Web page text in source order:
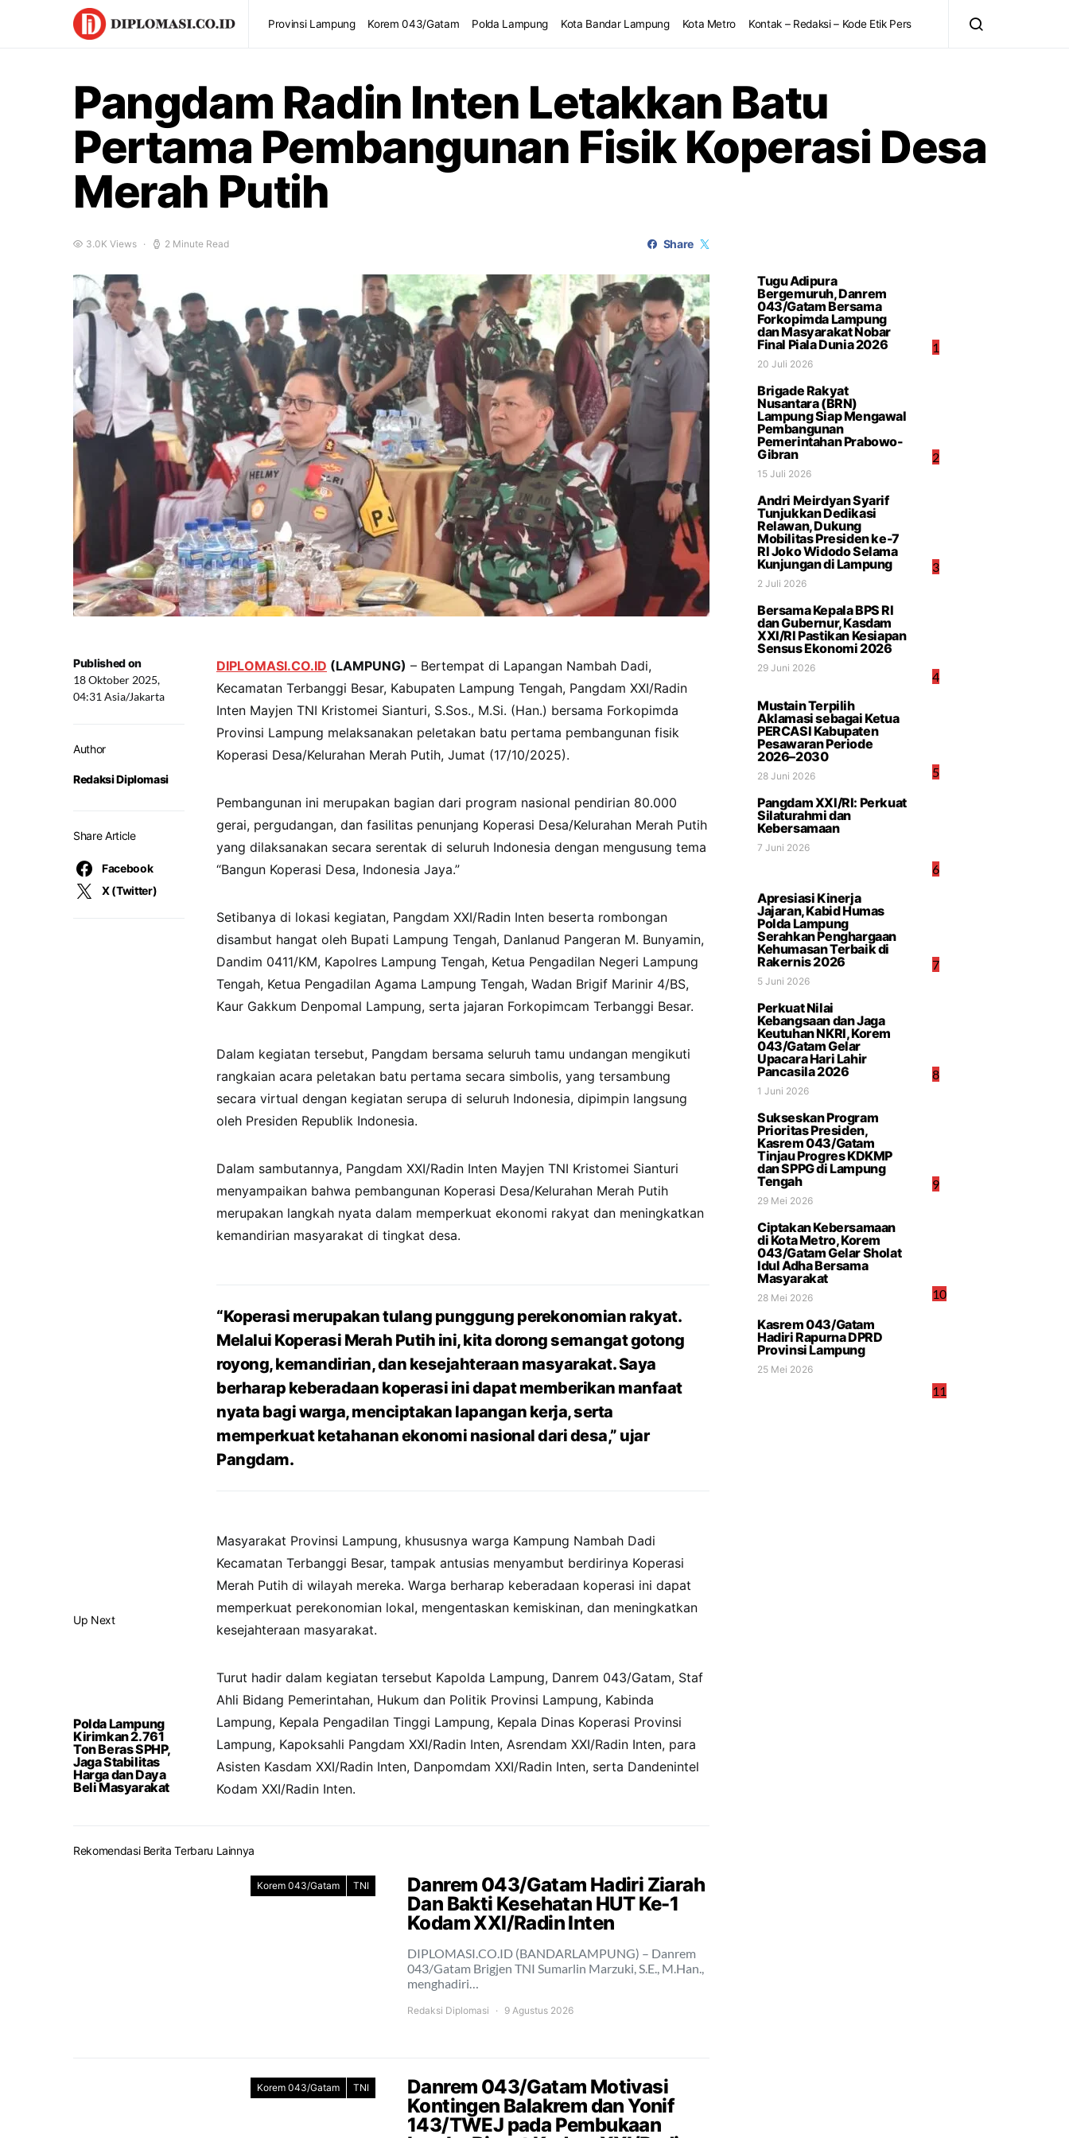
Provinsi Lampung Korem 043/Gatam Polda Lampung Kota Bandar Lampung Kota Metro Kontak – Redaksi – Kode Etik Pers
Pangdam Radin Inten Letakkan Batu
Pertama Pembangunan Fisik Koperasi Desa
Merah Putih
3.0K Views 2 Minute Read Share
Up Next
Polda Lampung
Kirimkan 2.761
Ton Beras SPHP,
Jaga Stabilitas
Harga dan Daya
Beli Masyarakat
Published on
18 Oktober 2025,
04:31 Asia/Jakarta
Author
Redaksi Diplomasi
Share Article
Facebook
X (Twitter)
DIPLOMASI.CO.ID (LAMPUNG) – Bertempat di Lapangan Nambah Dadi,
Kecamatan Terbanggi Besar, Kabupaten Lampung Tengah, Pangdam XXI/Radin
Inten Mayjen TNI Kristomei Sianturi, S.Sos., M.Si. (Han.) bersama Forkopimda
Provinsi Lampung melaksanakan peletakan batu pertama pembangunan fisik
Koperasi Desa/Kelurahan Merah Putih, Jumat (17/10/2025).
Pembangunan ini merupakan bagian dari program nasional pendirian 80.000
gerai, pergudangan, dan fasilitas penunjang Koperasi Desa/Kelurahan Merah Putih
yang dilaksanakan secara serentak di seluruh Indonesia dengan mengusung tema
“Bangun Koperasi Desa, Indonesia Jaya.”
Setibanya di lokasi kegiatan, Pangdam XXI/Radin Inten beserta rombongan
disambut hangat oleh Bupati Lampung Tengah, Danlanud Pangeran M. Bunyamin,
Dandim 0411/KM, Kapolres Lampung Tengah, Ketua Pengadilan Negeri Lampung
Tengah, Ketua Pengadilan Agama Lampung Tengah, Wadan Brigif Marinir 4/BS,
Kaur Gakkum Denpomal Lampung, serta jajaran Forkopimcam Terbanggi Besar.
Dalam kegiatan tersebut, Pangdam bersama seluruh tamu undangan mengikuti
rangkaian acara peletakan batu pertama secara simbolis, yang tersambung
secara virtual dengan kegiatan serupa di seluruh Indonesia, dipimpin langsung
oleh Presiden Republik Indonesia.
Dalam sambutannya, Pangdam XXI/Radin Inten Mayjen TNI Kristomei Sianturi
menyampaikan bahwa pembangunan Koperasi Desa/Kelurahan Merah Putih
merupakan langkah nyata dalam memperkuat ekonomi rakyat dan meningkatkan
kemandirian masyarakat di tingkat desa.
“Koperasi merupakan tulang punggung perekonomian rakyat.
Melalui Koperasi Merah Putih ini, kita dorong semangat gotong
royong, kemandirian, dan kesejahteraan masyarakat. Saya
berharap keberadaan koperasi ini dapat memberikan manfaat
nyata bagi warga, menciptakan lapangan kerja, serta
memperkuat ketahanan ekonomi nasional dari desa,” ujar
Pangdam.
Masyarakat Provinsi Lampung, khususnya warga Kampung Nambah Dadi
Kecamatan Terbanggi Besar, tampak antusias menyambut berdirinya Koperasi
Merah Putih di wilayah mereka. Warga berharap keberadaan koperasi ini dapat
memperkuat perekonomian lokal, mengentaskan kemiskinan, dan meningkatkan
kesejahteraan masyarakat.
Turut hadir dalam kegiatan tersebut Kapolda Lampung, Danrem 043/Gatam, Staf
Ahli Bidang Pemerintahan, Hukum dan Politik Provinsi Lampung, Kabinda
Lampung, Kepala Pengadilan Tinggi Lampung, Kepala Dinas Koperasi Provinsi
Lampung, Kapoksahli Pangdam XXI/Radin Inten, Asrendam XXI/Radin Inten, para
Asisten Kasdam XXI/Radin Inten, Danpomdam XXI/Radin Inten, serta Dandenintel
Kodam XXI/Radin Inten.
Rekomendasi Berita Terbaru Lainnya
Korem 043/Gatam TNI
Danrem 043/Gatam Hadiri Ziarah
Dan Bakti Kesehatan HUT Ke-1
Kodam XXI/Radin Inten
DIPLOMASI.CO.ID (BANDARLAMPUNG) – Danrem
043/Gatam Brigjen TNI Sumarlin Marzuki, S.E., M.Han.,
menghadiri…
Redaksi Diplomasi 9 Agustus 2026
Korem 043/Gatam TNI
Danrem 043/Gatam Motivasi
Kontingen Balakrem dan Yonif
143/TWEJ pada Pembukaan
1
Tugu Adipura
Bergemuruh, Danrem
043/Gatam Bersama
Forkopimda Lampung
dan Masyarakat Nobar
Final Piala Dunia 2026
20 Juli 2026
2
Brigade Rakyat
Nusantara (BRN)
Lampung Siap Mengawal
Pembangunan
Pemerintahan Prabowo-
Gibran
15 Juli 2026
3
Andri Meirdyan Syarif
Tunjukkan Dedikasi
Relawan, Dukung
Mobilitas Presiden ke-7
RI Joko Widodo Selama
Kunjungan di Lampung
2 Juli 2026
4
Bersama Kepala BPS RI
dan Gubernur, Kasdam
XXI/RI Pastikan Kesiapan
Sensus Ekonomi 2026
29 Juni 2026
5
Mustain Terpilih
Aklamasi sebagai Ketua
PERCASI Kabupaten
Pesawaran Periode
2026–2030
28 Juni 2026
6
Pangdam XXI/RI: Perkuat
Silaturahmi dan
Kebersamaan
7 Juni 2026
7
Apresiasi Kinerja
Jajaran, Kabid Humas
Polda Lampung
Serahkan Penghargaan
Kehumasan Terbaik di
Rakernis 2026
5 Juni 2026
8
Perkuat Nilai
Kebangsaan dan Jaga
Keutuhan NKRI, Korem
043/Gatam Gelar
Upacara Hari Lahir
Pancasila 2026
1 Juni 2026
9
Sukseskan Program
Prioritas Presiden,
Kasrem 043/Gatam
Tinjau Progres KDKMP
dan SPPG di Lampung
Tengah
29 Mei 2026
10
Ciptakan Kebersamaan
di Kota Metro, Korem
043/Gatam Gelar Sholat
Idul Adha Bersama
Masyarakat
28 Mei 2026
11
Kasrem 043/Gatam
Hadiri Rapurna DPRD
Provinsi Lampung
25 Mei 2026